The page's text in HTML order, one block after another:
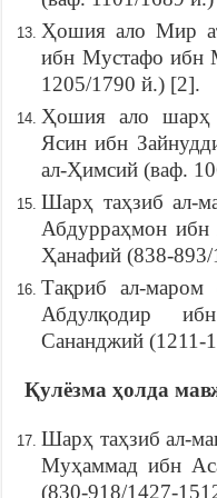
Ҳошия ало Мир
ибн Мустафо ибн
1205/1790 й.) [2].
Ҳошия ало шарҳ
Ясин ибн
ал-Ҳимсий (ваф.
Шарҳ таҳзиб ал-
Абдурраҳмон
Ҳанафий (838-
Тақриб ал-
Абдулқодир
Сананджий (1211-
Қулёзма ҳолда
Шарҳ таҳзиб ал-
Муҳаммад ибн
(830-918/1427-